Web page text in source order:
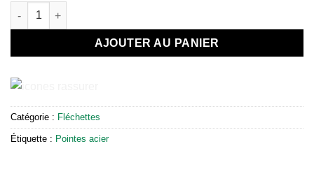
quantité de Fléchettes Professionnelles Tungstène Pointes
AJOUTER AU PANIER
Catégorie : Fléchettes
Étiquette : Pointes acier